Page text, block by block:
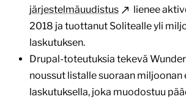
järjestelmäuudistus
lienee
2018 ja tuottanut Solitealle yli
laskutuksen.
Drupal-toteutuksia tekevä
noussut listalle suoraan miljoonan
laskutuksella, joka muodostuu